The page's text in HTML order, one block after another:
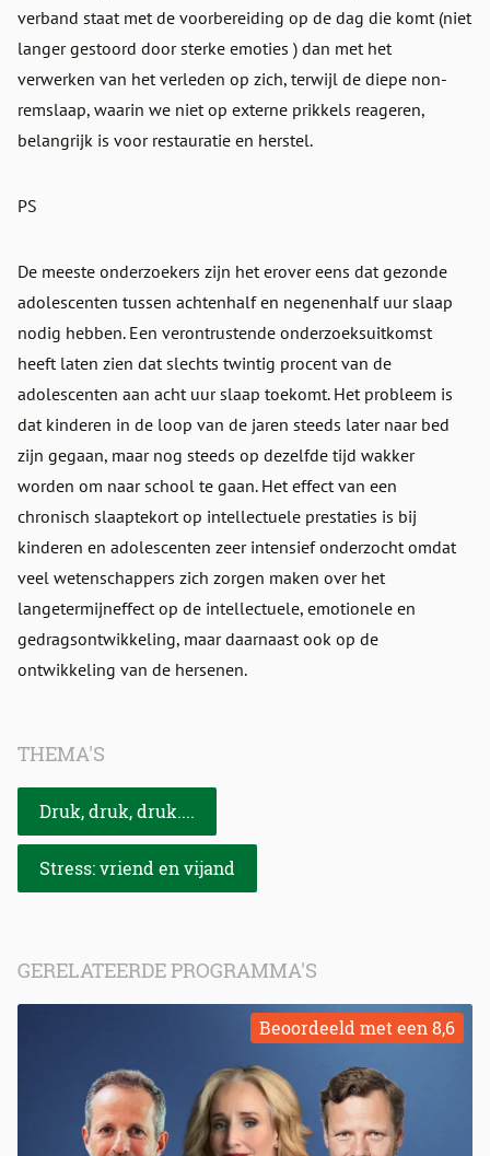
verband staat met de voorbereiding op de dag die komt (niet
langer gestoord door sterke emoties ) dan met het
verwerken van het verleden op zich, terwijl de diepe non-
remslaap, waarin we niet op externe prikkels reageren,
belangrijk is voor restauratie en herstel.
PS
De meeste onderzoekers zijn het erover eens dat gezonde
adolescenten tussen achtenhalf en negenenhalf uur slaap
nodig hebben. Een verontrustende onderzoeksuitkomst
heeft laten zien dat slechts twintig procent van de
adolescenten aan acht uur slaap toekomt. Het probleem is
dat kinderen in de loop van de jaren steeds later naar bed
zijn gegaan, maar nog steeds op dezelfde tijd wakker
worden om naar school te gaan. Het effect van een
chronisch slaaptekort op intellectuele prestaties is bij
kinderen en adolescenten zeer intensief onderzocht omdat
veel wetenschappers zich zorgen maken over het
langetermijneffect op de intellectuele, emotionele en
gedragsontwikkeling, maar daarnaast ook op de
ontwikkeling van de hersenen.
THEMA'S
Druk, druk, druk....
Stress: vriend en vijand
GERELATEERDE PROGRAMMA'S
Beoordeeld met een 8,6